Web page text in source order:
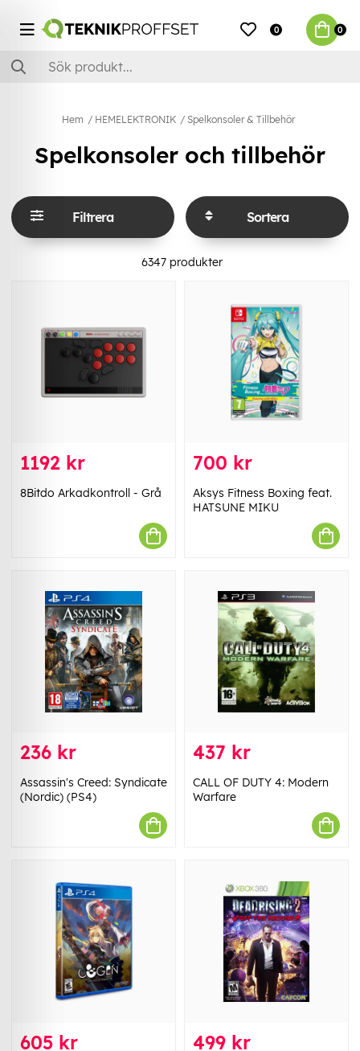
0 0
Hem HEMELEKTRONIK Spelkonsoler & Tillbehör
Spelkonsoler och tillbehör
Filtrera Sortera
6347produkter
1192 kr
8Bitdo Arkadkontroll - Grå
700 kr
Aksys Fitness Boxing feat.
HATSUNE MIKU
236 kr
Assassin's Creed: Syndicate
(Nordic) (PS4)
437 kr
CALL OF DUTY 4: Modern
Warfare
605 kr 499 kr